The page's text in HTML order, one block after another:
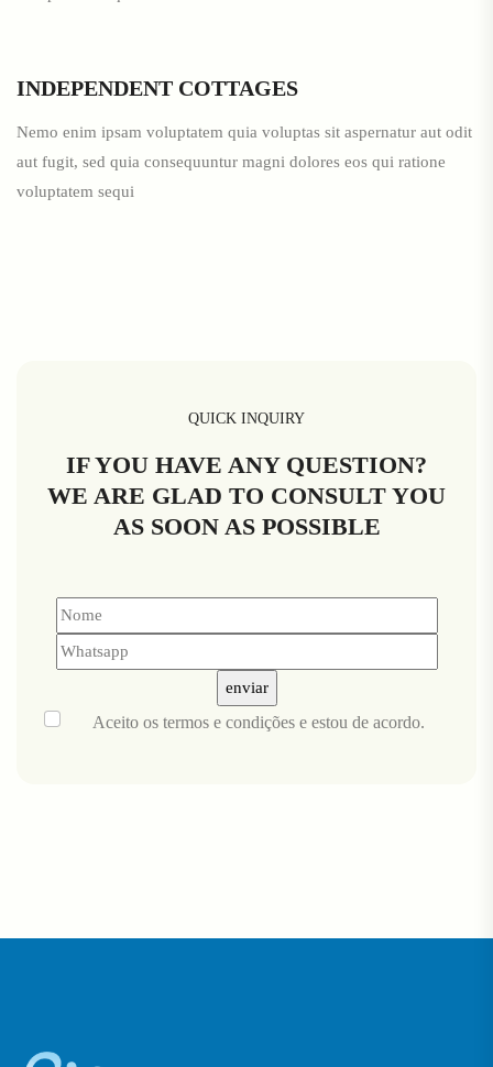
INDEPENDENT COTTAGES
Nemo enim ipsam voluptatem quia voluptas sit aspernatur aut odit
aut fugit, sed quia consequuntur magni dolores eos qui ratione
voluptatem sequi
QUICK INQUIRY
IF YOU HAVE ANY QUESTION?
WE ARE GLAD TO CONSULT YOU
AS SOON AS POSSIBLE
Aceitoos termos e condições e estou de acordo.